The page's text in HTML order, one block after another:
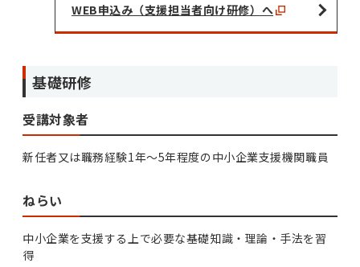
WEB申込み（支援担当者向け研修）へ
基礎研修
受講対象者
新任者又は職務経験1年～5年程度の中小企業支援機関職員
ねらい
中小企業を支援する上で必要な基礎知識・理論・手法を習
得